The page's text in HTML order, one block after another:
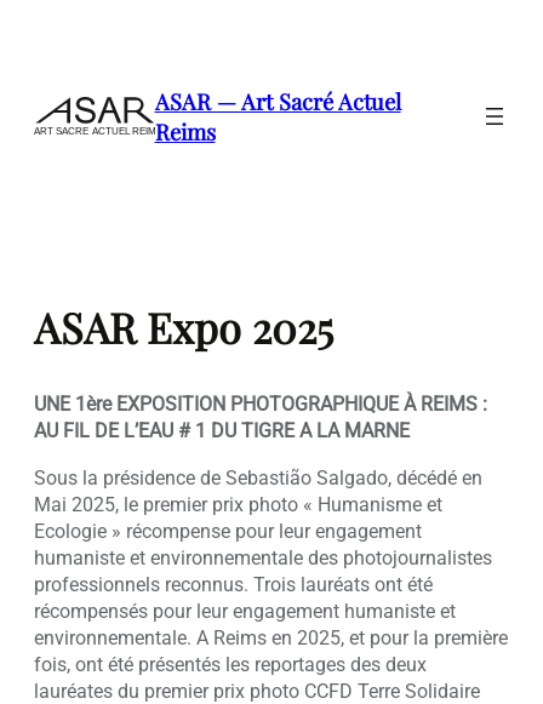
ASAR — Art Sacré Actuel
Reims
ASAR Expo 2025
UNE 1ère EXPOSITION PHOTOGRAPHIQUE À REIMS :
AU FIL DE L’EAU # 1 DU TIGRE A LA MARNE
Sous la présidence de Sebastião Salgado, décédé en
Mai 2025, le premier prix photo « Humanisme et
Ecologie » récompense pour leur engagement
humaniste et environnementale des photojournalistes
professionnels reconnus. Trois lauréats ont été
récompensés pour leur engagement humaniste et
environnementale. A Reims en 2025, et pour la première
fois, ont été présentés les reportages des deux
lauréates du premier prix photo CCFD Terre Solidaire